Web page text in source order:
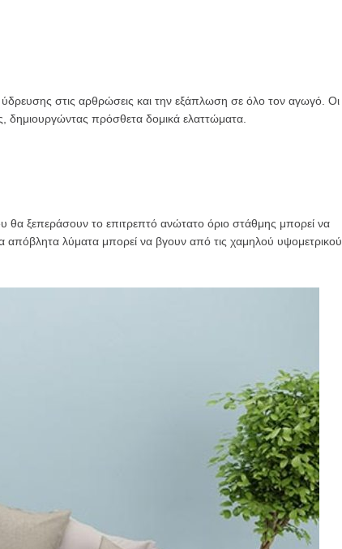
στις αρθρώσεις και την εξάπλωση σε όλο τον αγωγό. Οι
πρόσθετα δομικά ελαττώματα.
θα ξεπεράσουν το επιτρεπτό ανώτατο όριο στάθμης μπορεί να
απόβλητα λύματα μπορεί να βγουν από τις χαμηλού υψομετρικού